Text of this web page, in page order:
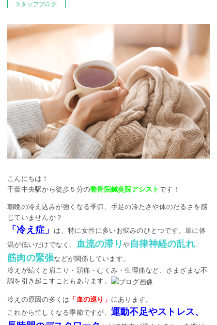
スタッフブログ
こんにちは！
千葉中央駅から徒歩５分の整骨院鍼灸院アシスト です！
朝晩の冷え込みが強くなる季節、手足の冷たさや体のだるさを感
じていませんか？
「冷え症」
は、特に女性に多いお悩みのひとつです。単に体
温が低いだけでなく、 血流の滞り や自律神経の乱れ、
筋肉の緊張などが関係しています。
冷えが続くと肩こり・頭痛・むくみ・生理痛など、さまざまな不
調を引き起こすこともあります。
冷えの原因の多くは 「血の巡り」 にあります。
これから忙しくなる季節ですが、 運動不足やストレス、